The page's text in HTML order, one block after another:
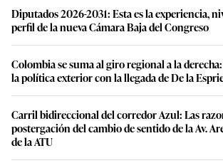
Diputados 2026-2031: Esta es la experiencia,
perfil de la nueva Cámara Baja del Congreso
Colombia se suma al giro regional a la
la política exterior con la llegada de De la
Carril bidireccional del corredor Azul: Las
postergación del cambio de sentido de la Av.
de la ATU